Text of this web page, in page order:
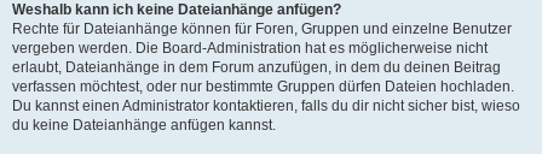
Weshalb kann ich keine Dateianhänge anfügen?
Rechte für Dateianhänge können für Foren, Gruppen und einzelne Benutzer
vergeben werden. Die Board-Administration hat es möglicherweise nicht
erlaubt, Dateianhänge in dem Forum anzufügen, in dem du deinen Beitrag
verfassen möchtest, oder nur bestimmte Gruppen dürfen Dateien hochladen.
Du kannst einen Administrator kontaktieren, falls du dir nicht sicher bist, wieso
du keine Dateianhänge anfügen kannst.